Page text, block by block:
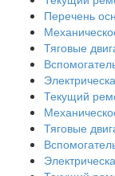
Перечень
Тяговые
Текущий
Тяговые